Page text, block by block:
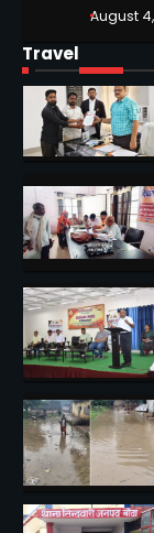
August
Travel
2
3
4
5